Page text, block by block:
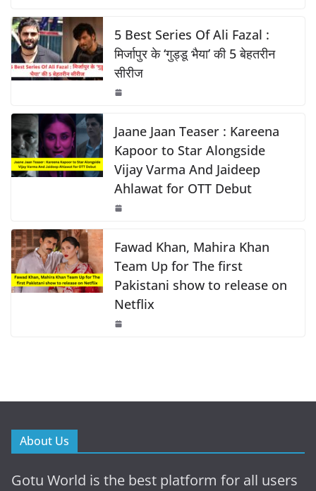
o
k
p k
c
e
b
o
o
k
at
s
A
p
p
y
Li
n
k
e
5 Best Series Of Ali Fazal :
मिर्जापुर के ‘गुड्डू भैया’ की 5 बेहतरीन
सीरीज
Jaane Jaan Teaser : Kareena
Kapoor to Star Alongside
Vijay Varma And Jaideep
Ahlawat for OTT Debut
Fawad Khan, Mahira Khan
Team Up for The first
Pakistani show to release on
Netflix
About Us
Gotu World is the best platform for all users